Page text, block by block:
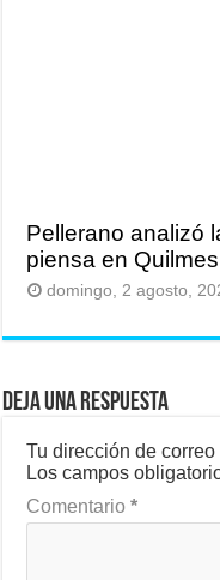
Pellerano analizó
piensa en Quilmes
domingo, 2 agosto,
Deja una respuesta
Tu dirección de
Los campos
Comentario*